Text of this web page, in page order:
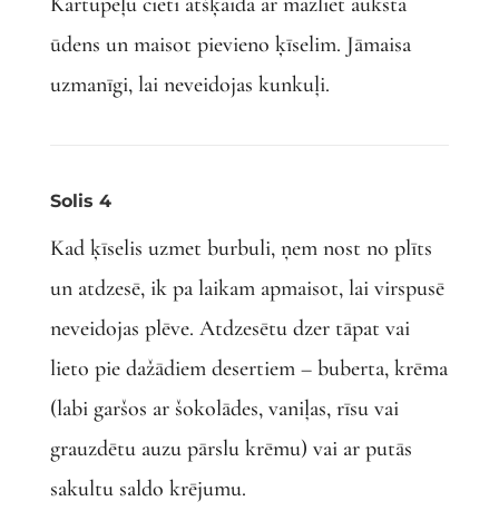
ūdens un maisot pievieno ķīselim. Jāmaisa
uzmanīgi, lai neveidojas kunkuļi.
Solis 4
Kad ķīselis uzmet burbuli, ņem nost no plīts
un atdzesē, ik pa laikam apmaisot, lai virspusē
neveidojas plēve. Atdzesētu dzer tāpat vai
lieto pie dažādiem desertiem – buberta, krēma
(labi garšos ar šokolādes, vaniļas, rīsu vai
grauzdētu auzu pārslu krēmu) vai ar putās
sakultu saldo krējumu.